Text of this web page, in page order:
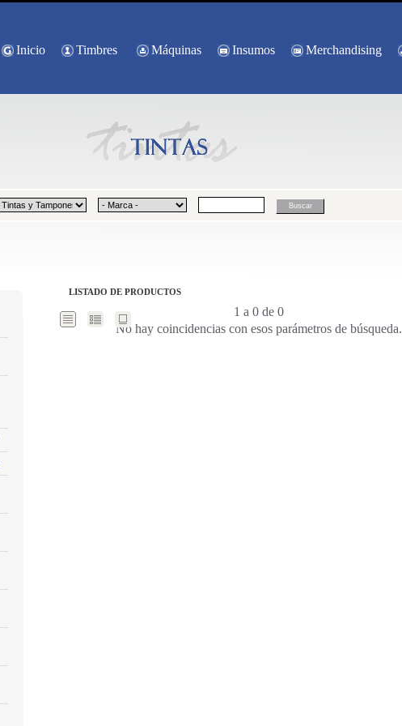
Inicio Timbres Máquinas Insumos Merchandising
LISTADO DE PRODUCTOS
1 a 0 de 0
No hay coincidencias con esos parámetros de búsqueda.